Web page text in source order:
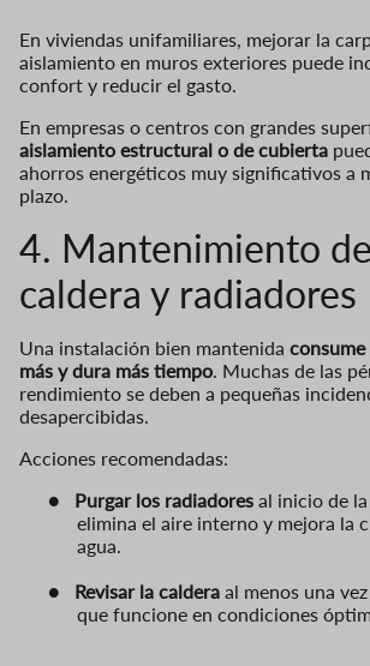
En viviendas unifamiliares, mejorar la
aislamiento en muros exteriores puede
confort y reducir el gasto.
En empresas o centros con grandes
aislamiento estructural o de cubierta
ahorros energéticos muy significativos a
plazo.
4. Mantenimiento
caldera y radiadores
Una instalación bien mantenida
más y dura más tiempo. Muchas de las
rendimiento se deben a pequeñas
desapercibidas.
Acciones recomendadas:
●
Purgar los radiadores al inicio de
elimina el aire interno y mejora la
agua.
●
Revisar la caldera al menos una
que funcione en condiciones